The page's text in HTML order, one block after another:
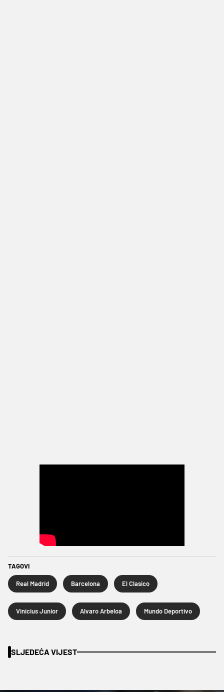
TAGOVI
Real Madrid Barcelona El Clasico
Vinicius Junior Alvaro Arbeloa Mundo Deportivo
SLJEDEĆA VIJEST